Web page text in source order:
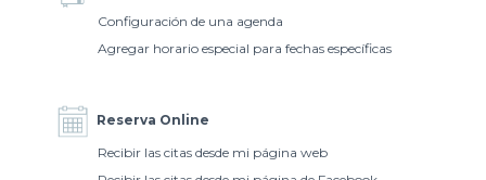
Configuración de una agenda
Agregar horario especial para fechas específicas
Reserva Online
Recibir las citas desde mi página web